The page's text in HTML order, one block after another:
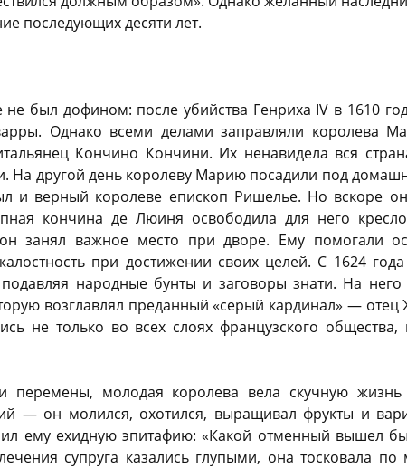
последующих десяти лет.
был дофином: после убийства Генриха IV в 1610
Однако всеми делами заправляли королева
Кончино Кончини. Их ненавидела вся
На другой день королеву Марию посадили под
и верный королеве епископ Ришелье. Но вскоре
кончина де Люиня освободила для него
занял важное место при дворе. Ему помогали
при достижении своих целей. С 1624
народные бунты и заговоры знати. На него
возглавлял преданный «серый кардинал» —
не только во всех слоях французского
перемены, молодая королева вела скучную
— он молился, охотился, выращивал фрукты и
ему ехидную эпитафию: «Какой отменный вышел
супруга казались глупыми, она тосковала по